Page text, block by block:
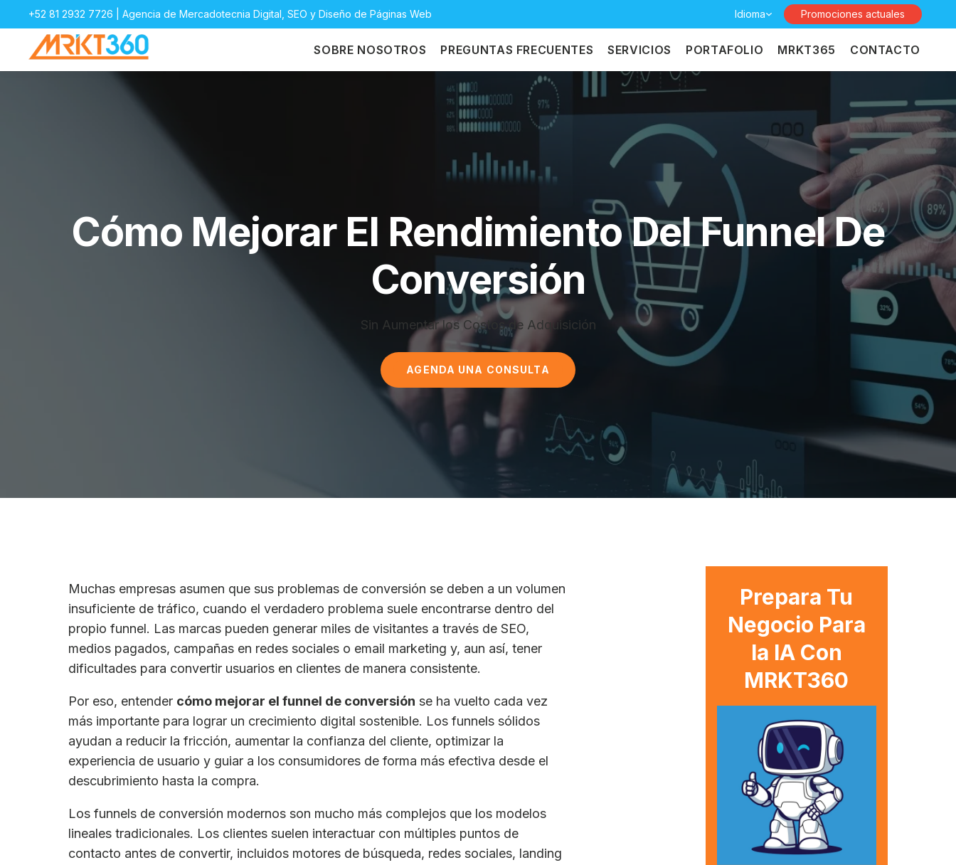
+52 81 2932 7726 | Agencia de Mercadotecnia Digital, SEO y Diseño de Páginas Web Idioma Promociones actuales
SOBRE NOSOTROS PREGUNTAS FRECUENTES SERVICIOS PORTAFOLIO MRKT365 CONTACTO
Cómo Mejorar El Rendimiento Del Funnel De
Conversión
Sin Aumentar los Costos de Adquisición
AGENDA UNA CONSULTA
Muchas empresas asumen que sus problemas de conversión se deben a un volumen
insuficiente de tráfico, cuando el verdadero problema suele encontrarse dentro del
propio funnel. Las marcas pueden generar miles de visitantes a través de SEO,
medios pagados, campañas en redes sociales o email marketing y, aun así, tener
dificultades para convertir usuarios en clientes de manera consistente.
Por eso, entender cómo mejorar el funnel de conversión se ha vuelto cada vez
más importante para lograr un crecimiento digital sostenible. Los funnels sólidos
ayudan a reducir la fricción, aumentar la confianza del cliente, optimizar la
experiencia de usuario y guiar a los consumidores de forma más efectiva desde el
descubrimiento hasta la compra.
Los funnels de conversión modernos son mucho más complejos que los modelos
lineales tradicionales. Los clientes suelen interactuar con múltiples puntos de
contacto antes de convertir, incluidos motores de búsqueda, redes sociales, landing
Prepara Tu
Negocio Para
la IA Con
MRKT360